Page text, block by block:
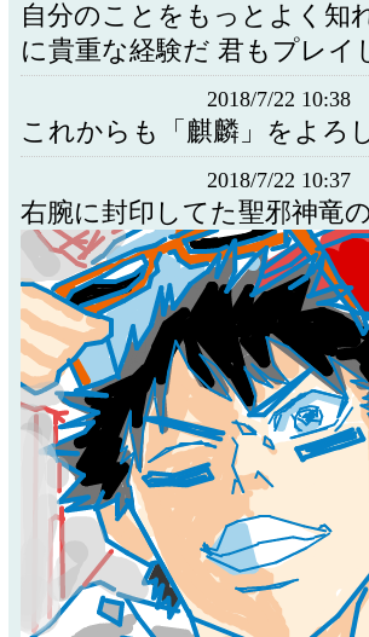
自分のことをもっとよく知
に貴重な経験だ 君もプレイ
2018/7/22 10:38
これからも「麒麟」をよろ
2018/7/22 10:37
右腕に封印してた聖邪神竜